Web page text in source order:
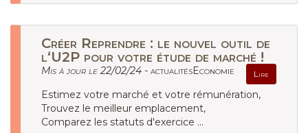
Créer Reprendre : le nouvel outil de
l‘U2P pour votre étude de marché !
Lire
Mis à jour le 22/02/24 - actualitésEconomie
Estimez votre marché et votre rémunération,
Trouvez le meilleur emplacement,
Comparez les statuts d'exercice ...